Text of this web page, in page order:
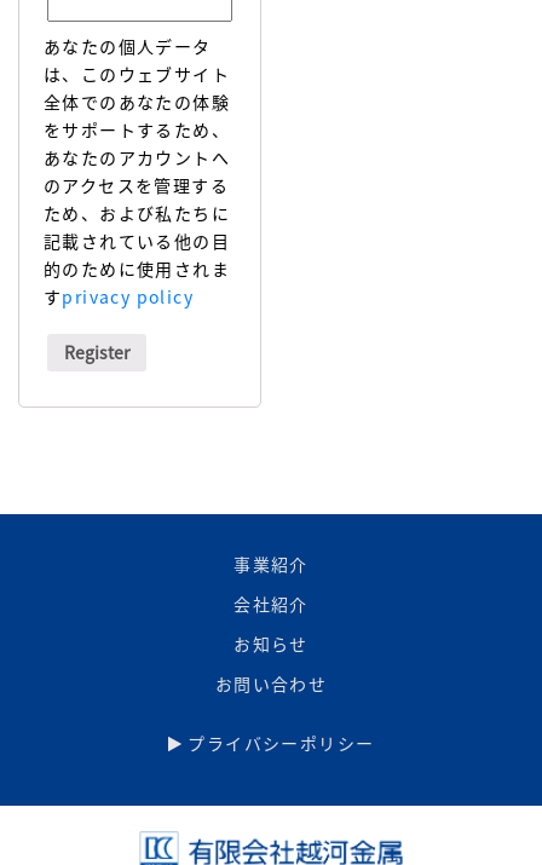
あなたの個人データ
は、このウェブサイト
全体でのあなたの体験
をサポートするため、
あなたのアカウントへ
のアクセスを管理する
ため、および私たちに
記載されている他の目
的のために使用されま
すprivacy policy
Register
事業紹介
会社紹介
お知らせ
お問い合わせ
プライバシーポリシー